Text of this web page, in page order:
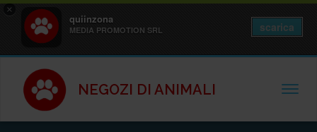
×
quiinzona
MEDIA PROMOTION SRL scarica
NEGOZI DI ANIMALI